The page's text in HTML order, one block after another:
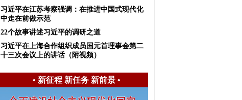
习近平在江苏考察强调：在推进中国式现代化
中走在前做示范
22个故事讲述习近平的调研之道
习近平在上海合作组织成员国元首理事会第二
十三次会议上的讲话（附视频）
• 新征程 新任务 新前景•